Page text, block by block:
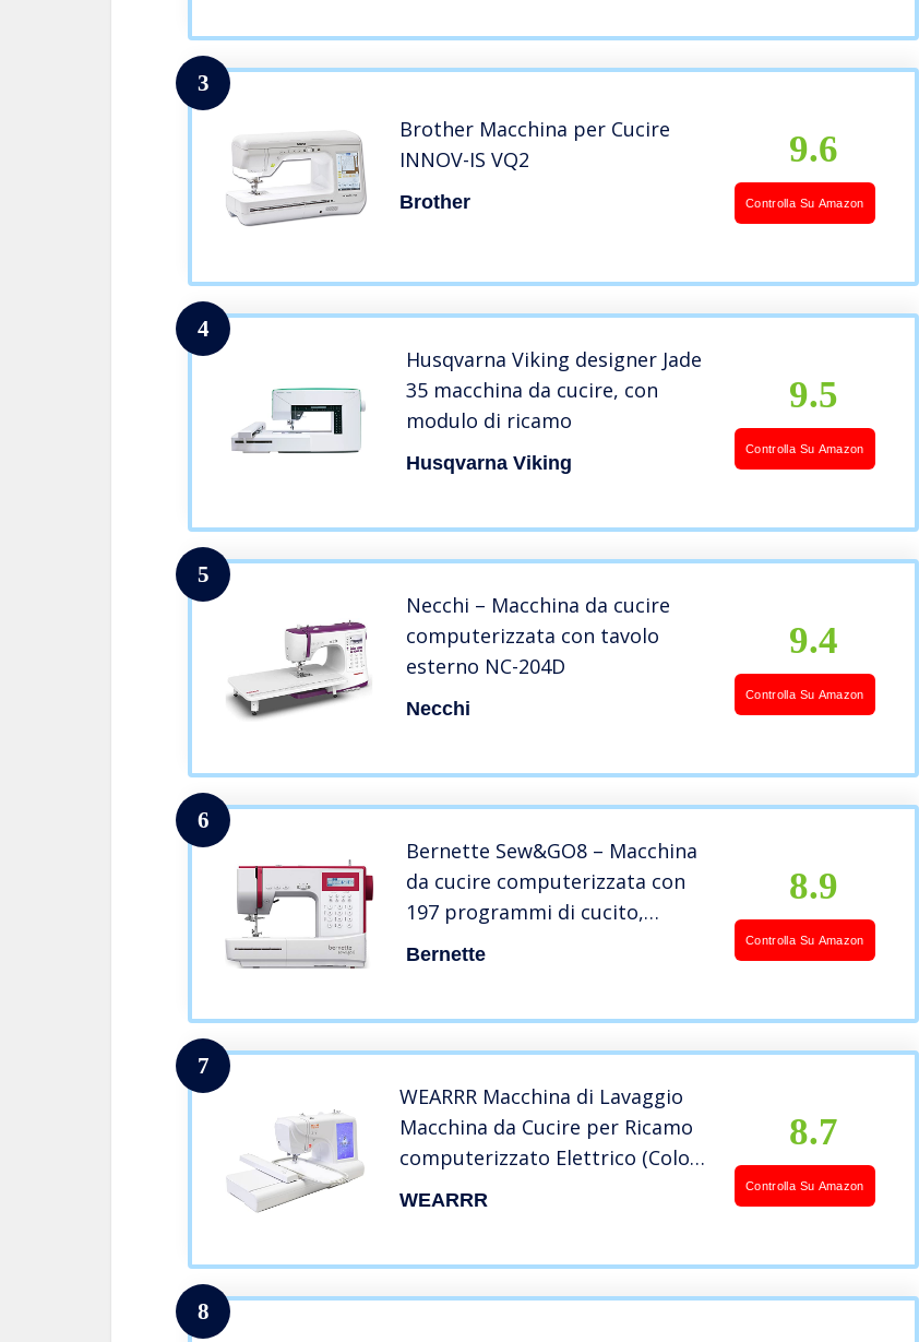
3
Brother Macchina per Cucire
INNOV-IS VQ2
Brother
9.6
Controlla Su Amazon
4
Husqvarna Viking designer Jade
35 macchina da cucire, con
modulo di ricamo
Husqvarna Viking
9.5
Controlla Su Amazon
5
Necchi – Macchina da cucire
computerizzata con tavolo
esterno NC-204D
Necchi
9.4
Controlla Su Amazon
6
Bernette Sew&GO8 – Macchina
da cucire computerizzata con
197 programmi di cucito,
braccio libero, display
Bernette
8.9
Controlla Su Amazon
7
WEARRR Macchina di Lavaggio
Macchina da Cucire per Ricamo
computerizzato Elettrico (Color :
Offical Package)
WEARRR
8.7
Controlla Su Amazon
8